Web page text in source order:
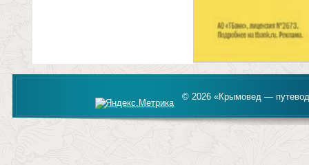
© 2026 «Крымовед —